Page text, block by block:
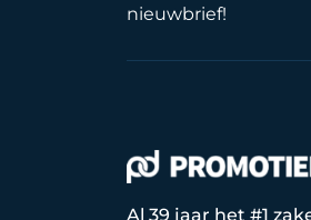
nieuwbrief!
Al 39 jaar het #1